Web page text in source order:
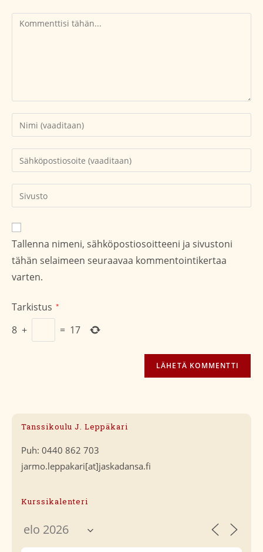
Kommentti
Kirjoita
nimesi
tai
käyttäjätunnuksesi
Kirjoita
sähköpostiosoitteesi
kommentoidaksesi
Kirjoita
sivustosi
verkko-
osoite/URL
(valinnainen)
Tallenna nimeni, sähköpostiosoitteeni ja sivustoni
tähän selaimeen seuraavaa kommentointikertaa
varten.
Tarkistus *
8 + = 17
Tanssikoulu J. Leppäkari
Puh: 0440 862 703
jarmo.leppakari[at]jaskadansa.fi
Kurssikalenteri